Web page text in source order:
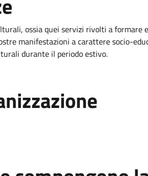
ossia quei servizi rivolti a formare
manifestazioni a carattere socio-
durante il periodo estivo.